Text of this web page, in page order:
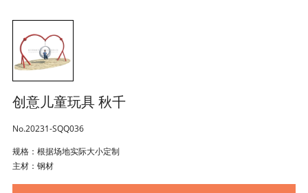
创意儿童玩具 秋千
No.20231-SQQ036
规格：根据场地实际大小定制
主材：钢材